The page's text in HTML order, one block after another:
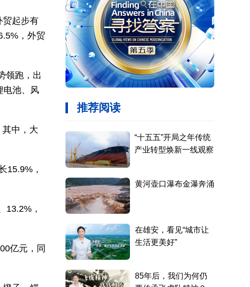
贸起步有
，外贸
领跑，出
电池、风
中，大
15.9%，
13.2%，
亿元，同